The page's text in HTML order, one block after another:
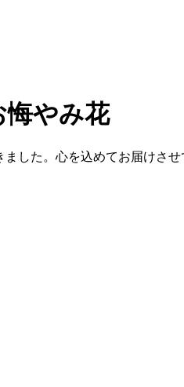
悔やみ花
した。心を込めてお届けさ